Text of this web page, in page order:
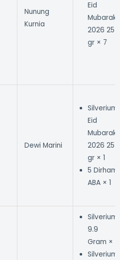
Nunung
Kurnia
Eid
Mubarak
2026 25
gr × 7
Dewi Marini
Silverium
Eid
Mubarak
2026 25
gr × 1
5 Dirham
ABA × 1
Silverium
9.9
Gram × 1
Silverium